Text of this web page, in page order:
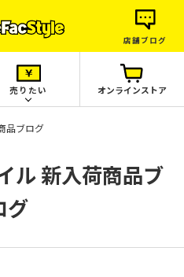
店舗ブログ
売りたい オンラインストア
品ブログ
ル 新入荷商品ブ
グ